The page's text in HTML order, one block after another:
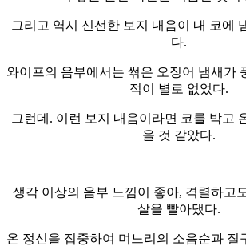
그리고 역시 신선한 보지 내음이 내 코에
다.
와이프의 음부에서는 썪은 오징어 냄새가
적이 별로 없었다.
그런데. 이런 보지 내음이라면 코를 박고
을 것 같았다.
생각 이상의 음부 느낌이 좋아, 격렬하고
살을 빨아댔다.
온 정신을 집중하여 며느리의 소음순과 질